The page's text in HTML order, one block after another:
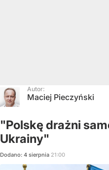
Autor:
Maciej Pieczyński
"Polskę drażni
Ukrainy"
Dodano: 4 sierpnia 21:00